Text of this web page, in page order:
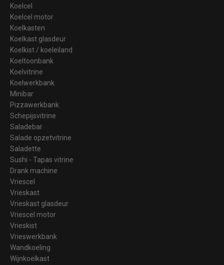
Koelcel
Koelcel motor
Koelkasten
Koelkast glasdeur
Koelkist / koeleiland
Koeltoonbank
Koelvitrine
Koelwerkbank
Minibar
Pizzawerkbank
Schepijsvitrine
Saladebar
Salade opzetvitrine
Saladette
Sushi - Tapas vitrine
Drank machine
Vriescel
Vrieskast
Vrieskast glasdeur
Vriescel motor
Vrieskist
Vrieswerkbank
Wandkoeling
Wijnkoelkast